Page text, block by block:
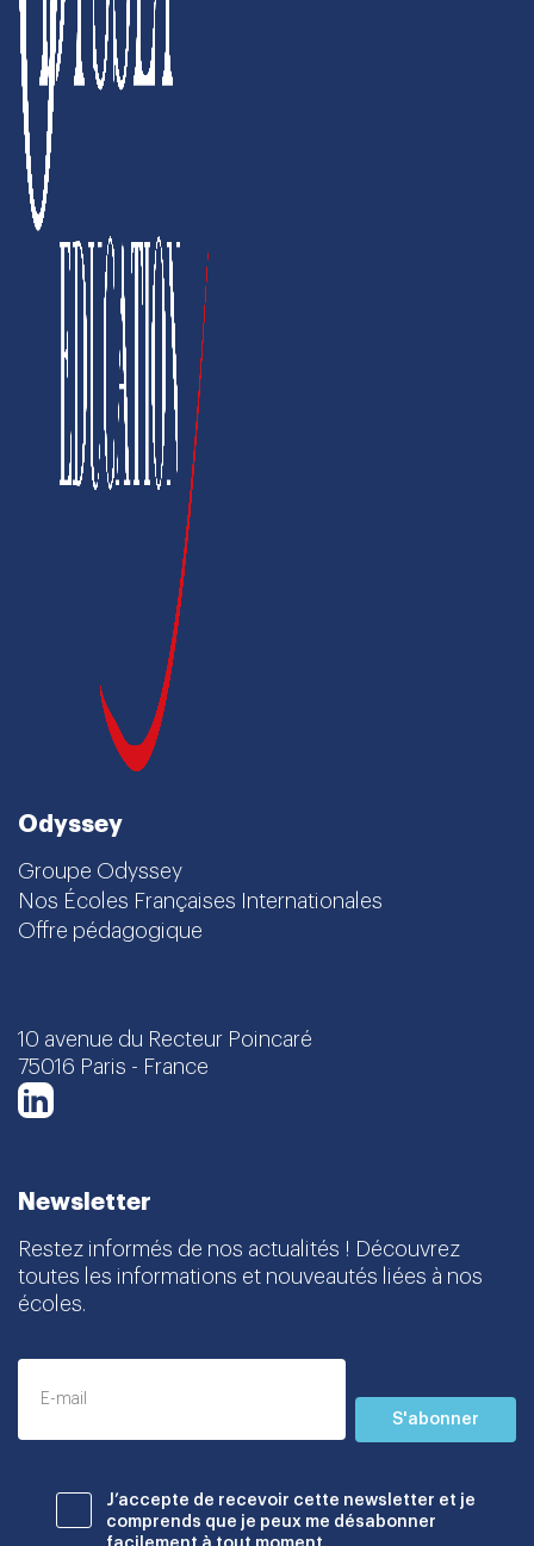
Odyssey
Groupe Odyssey
Nos Écoles Françaises Internationales
Offre pédagogique
10 avenue du Recteur Poincaré
75016 Paris - France
Newsletter
Restez informés de nos actualités ! Découvrez
toutes les informations et nouveautés liées à nos
écoles.
J’accepte de recevoir cette newsletter et je
comprends que je peux me désabonner
S'abonner